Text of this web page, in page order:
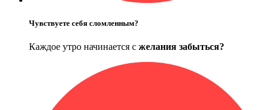
Чувствуете себя сломленным?
Каждое утро начинается с желания забыться?